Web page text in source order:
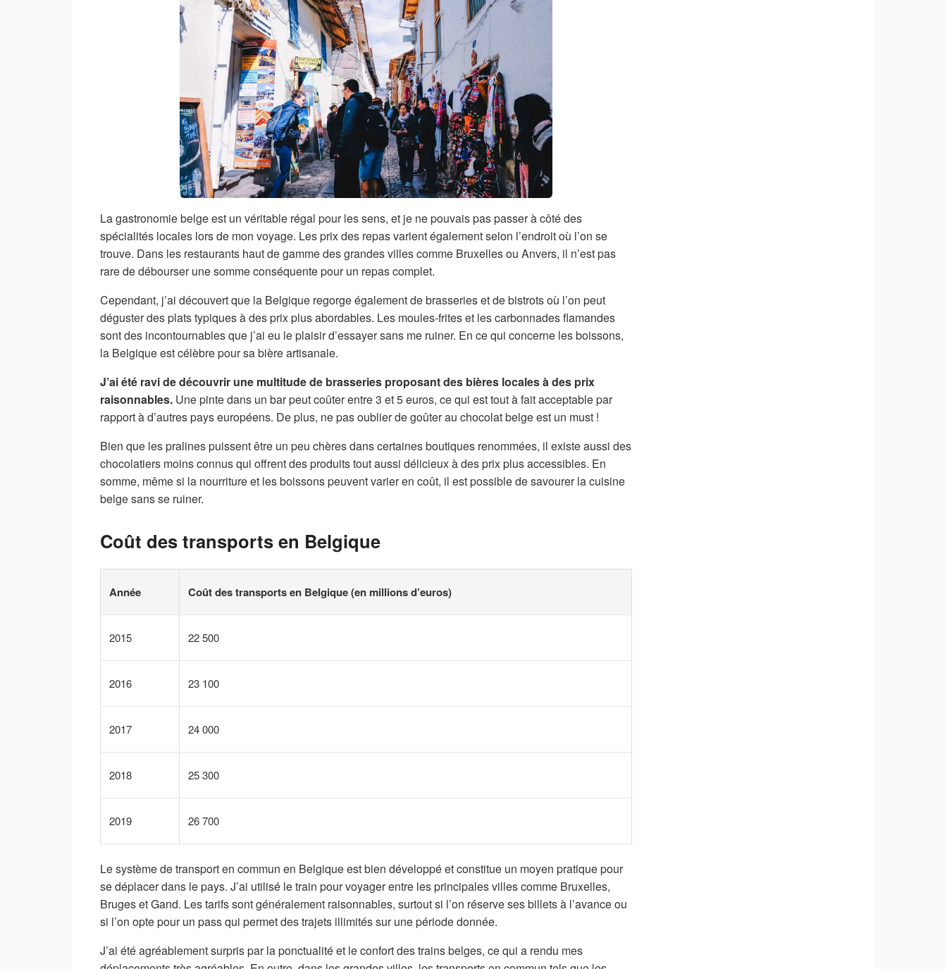
La gastronomie belge est un véritable régal pour les sens, et je ne pouvais pas passer à côté des
spécialités locales lors de mon voyage. Les prix des repas varient également selon l’endroit où l’on se
trouve. Dans les restaurants haut de gamme des grandes villes comme Bruxelles ou Anvers, il n’est pas
rare de débourser une somme conséquente pour un repas complet.
Cependant, j’ai découvert que la Belgique regorge également de brasseries et de bistrots où l’on peut
déguster des plats typiques à des prix plus abordables. Les moules-frites et les carbonnades flamandes
sont des incontournables que j’ai eu le plaisir d’essayer sans me ruiner. En ce qui concerne les boissons,
la Belgique est célèbre pour sa bière artisanale.
J’ai été ravi de découvrir une multitude de brasseries proposant des bières locales à des prix
raisonnables. Une pinte dans un bar peut coûter entre 3 et 5 euros, ce qui est tout à fait acceptable par
rapport à d’autres pays européens. De plus, ne pas oublier de goûter au chocolat belge est un must !
Bien que les pralines puissent être un peu chères dans certaines boutiques renommées, il existe aussi des
chocolatiers moins connus qui offrent des produits tout aussi délicieux à des prix plus accessibles. En
somme, même si la nourriture et les boissons peuvent varier en coût, il est possible de savourer la cuisine
belge sans se ruiner.
Coût des transports en Belgique
Année Coût des transports en Belgique (en millions d’euros)
2015 22 500
2016 23 100
2017 24 000
2018 25 300
2019 26 700
Le système de transport en commun en Belgique est bien développé et constitue un moyen pratique pour
se déplacer dans le pays. J’ai utilisé le train pour voyager entre les principales villes comme Bruxelles,
Bruges et Gand. Les tarifs sont généralement raisonnables, surtout si l’on réserve ses billets à l’avance ou
si l’on opte pour un pass qui permet des trajets illimités sur une période donnée.
J’ai été agréablement surpris par la ponctualité et le confort des trains belges, ce qui a rendu mes